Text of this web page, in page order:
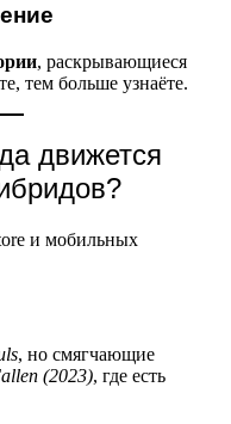
, раскрывающиеся
тем больше узнаёте.
движется
и мобильных
, но смягчающие
(2023), где есть